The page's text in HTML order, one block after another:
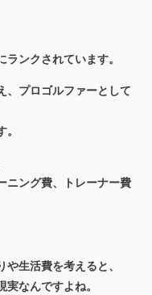
ンクされています。
、プロゴルファーとして
ニング費、トレーナー費
生活費を考えると、
なんですよね。